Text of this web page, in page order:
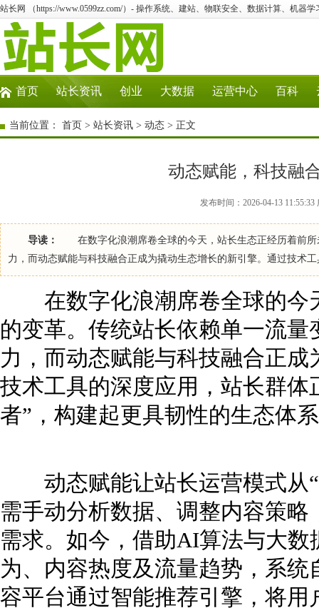
站长网 （https://www.0599zz.com/）- 操作系统、建站、物联安全、数据计算、机器学
首页 站长资讯 创业 大数据 运营中心 百科
当前位置： 首页 > 站长资讯 > 动态 > 正文
动态赋能，科技融
发布时间：2026-04-13
导读：
在数字化浪潮席卷全球的今天，站长生态正经历着前所
力，而动态赋能与科技融合正成为撬动生态增长的新引擎。通过技术
在数字化浪潮席卷全球的今
的变革。传统站长依赖单一流
力，而动态赋能与科技融合正
技术工具的深度应用，站长群体
者”，构建起更具韧性的生态体
动态赋能让站长运营模式从“
需手动分析数据、调整内容策
需求。如今，借助AI算法与大
为、内容热度及流量趋势，系
容平台通过智能推荐引擎，将